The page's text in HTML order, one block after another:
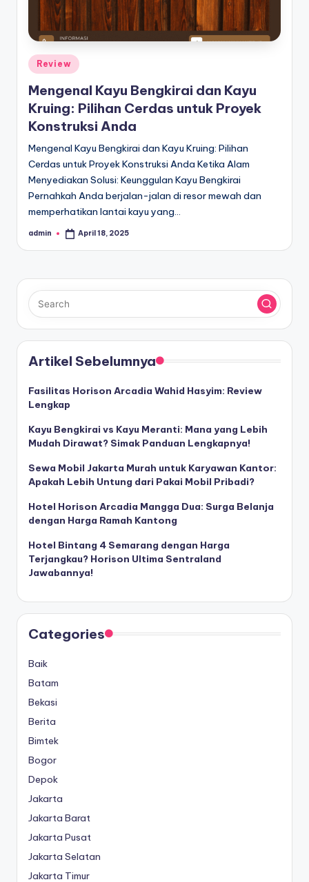
Posted
in
Review
Mengenal Kayu Bengkirai dan Kayu
Kruing: Pilihan Cerdas untuk Proyek
Konstruksi Anda
Mengenal Kayu Bengkirai dan Kayu Kruing: Pilihan
Cerdas untuk Proyek Konstruksi Anda Ketika Alam
Menyediakan Solusi: Keunggulan Kayu Bengkirai
Pernahkah Anda berjalan-jalan di resor mewah dan
memperhatikan lantai kayu yang…
Posted
admin April 18, 2025
Artikel Sebelumnya
Fasilitas Horison Arcadia Wahid Hasyim: Review
Lengkap
Kayu Bengkirai vs Kayu Meranti: Mana yang Lebih
Mudah Dirawat? Simak Panduan Lengkapnya!
Sewa Mobil Jakarta Murah untuk Karyawan Kantor:
Apakah Lebih Untung dari Pakai Mobil Pribadi?
Hotel Horison Arcadia Mangga Dua: Surga Belanja
dengan Harga Ramah Kantong
Hotel Bintang 4 Semarang dengan Harga
Terjangkau? Horison Ultima Sentraland
Jawabannya!
Categories
Baik
Batam
Bekasi
Berita
Bimtek
Bogor
Depok
Jakarta
Jakarta Barat
Jakarta Pusat
Jakarta Selatan
Jakarta Timur